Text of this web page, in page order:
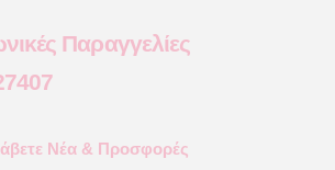
Παραγγελίες
Νέα & Προσφορές